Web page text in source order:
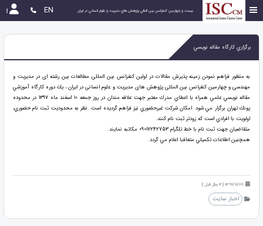
بیست و چهارمین كنفرانس بين المللي پژوهش هاي مديريت و علوم انساني در ايران EN
برگزاري كارگاه مقاله نويسي
به منظور فراهم نمودن زمينه پذيرش مقالات در اولین کنفرانس بین المللی مطالعات بین رشته ای در مدیریت و
مهندسی و چهارمین کنفرانس بین المللی پژوهش های مدیریت و علوم انسانی در ایران ، يك دوره كارگاه آموزشي
مقاله نويسي علمي همراه با اعطاي مدرك معتبر جهت علاقه مندان در روز جمعه 10 اسفند ماه 1397 در محدوده
پونك تهران برگزار مي شود. امكان شركت غيرحضوري نيز فراهم گرديده است. نظر به محدوديت ثبت نام حضوري،
اولويت با افرادي است كه زودتر ثبت نام كنند.
متقاضيان جهت ثبت نام با خط تلگرام 09017242753 مكاتبه نمايند.
همچنين اطلاعات تكميلي متعاقبا اعلام مي گردد.
1397/11/28 (3 سال قبل )
اخبار سایت